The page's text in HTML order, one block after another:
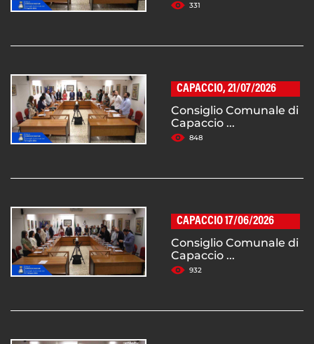
331
CAPACCIO, 21/07/2026
Consiglio Comunale di
Capaccio ...
848
CAPACCIO 17/06/2026
Consiglio Comunale di
Capaccio ...
932